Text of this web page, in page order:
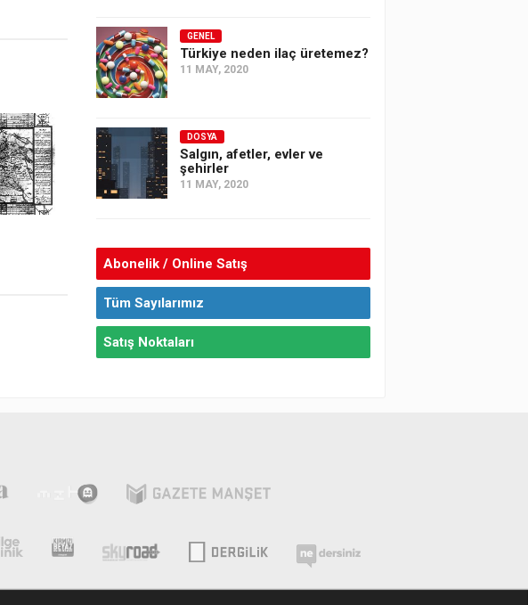
GENEL
Türkiye neden ilaç üretemez?
11 MAY, 2020
DOSYA
Salgın, afetler, evler ve
şehirler
11 MAY, 2020
Abonelik / Online Satış
Tüm Sayılarımız
Satış Noktaları